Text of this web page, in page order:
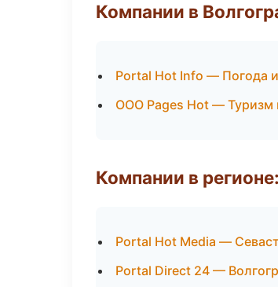
Компании в
Portal Hot Info — Погода
ООО Pages Hot — Туризм
Компании в
Portal Hot Media —
Portal Direct 24 —